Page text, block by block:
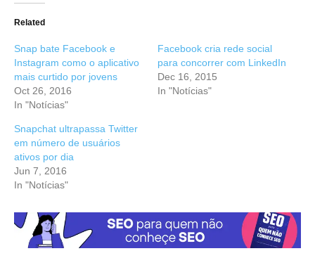
Related
Snap bate Facebook e
Instagram como o aplicativo
mais curtido por jovens
Oct 26, 2016
In "Notícias"
Facebook cria rede social
para concorrer com LinkedIn
Dec 16, 2015
In "Notícias"
Snapchat ultrapassa Twitter
em número de usuários
ativos por dia
Jun 7, 2016
In "Notícias"